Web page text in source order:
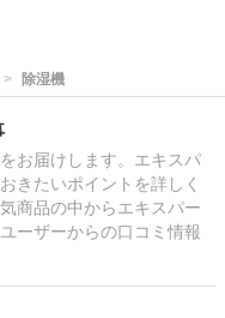
除湿機
お届けします。エキスパ
きたいポイントを詳しく
商品の中からエキスパー
ーザーからの口コミ情報